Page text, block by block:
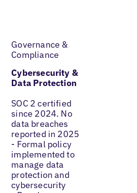
Governance &
Compliance
Cybersecurity &
Data Protection
SOC 2 certified
since 2024. No
data breaches
reported in 2025
- Formal policy
implemented to
manage data
protection and
cybersecurity